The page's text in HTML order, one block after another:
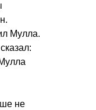
Мулла.
не